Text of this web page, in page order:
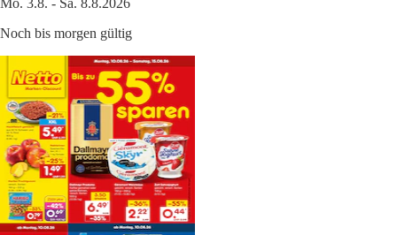
Mo. 3.8. - Sa. 8.8.2026
Noch bis morgen gültig